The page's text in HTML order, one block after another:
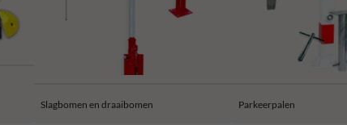
Slagbomen en draaibomen Parkeerpalen